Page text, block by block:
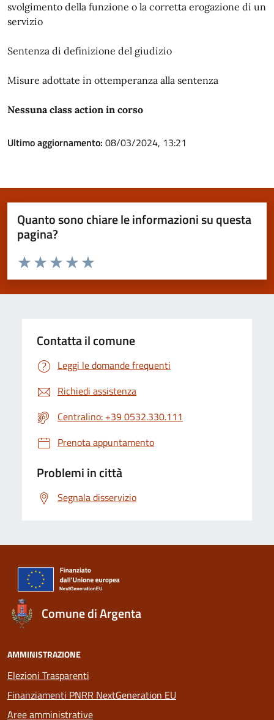
svolgimento della funzione o la corretta erogazione di un
servizio
Sentenza di definizione del giudizio
Misure adottate in ottemperanza alla sentenza
Nessuna class action in corso
Ultimo aggiornamento: 08/03/2024, 13:21
Quanto sono chiare le informazioni su questa
pagina?
Valuta da 1 a 5 stelle la pagina
Valuta 5 stelle su 5
Valuta 4 stelle su 5
Valuta 3 stelle su 5
Valuta 2 stelle su 5
Valuta 1 stelle su 5
Contatta il comune
Leggi le domande frequenti
Richiedi assistenza
Centralino: +39 0532.330.111
Prenota appuntamento
Problemi in città
Segnala disservizio
Comune di Argenta
AMMINISTRAZIONE
Elezioni Trasparenti
Finanziamenti PNRR NextGeneration EU
Aree amministrative